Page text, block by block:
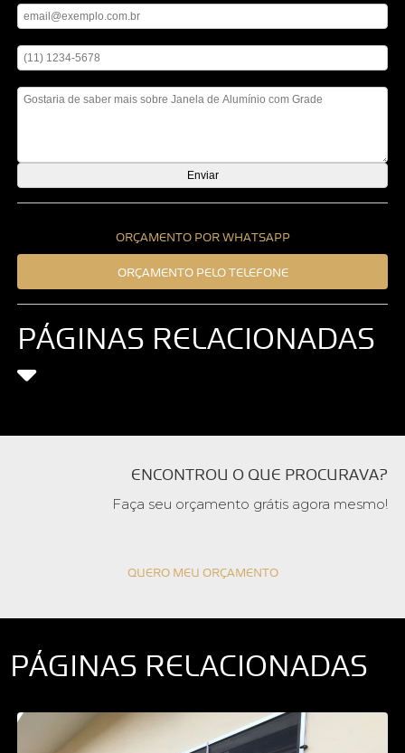
ORÇAMENTO POR WHATSAPP
ORÇAMENTO PELO TELEFONE
PÁGINAS RELACIONADAS
ENCONTROU O QUE PROCURAVA?
Faça seu orçamento grátis agora mesmo!
QUERO MEU ORÇAMENTO
PÁGINAS RELACIONADAS